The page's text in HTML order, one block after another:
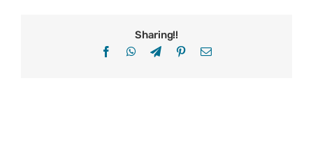
Sharing!!
FacebookWhatsApp
TelegramPinterestEmail